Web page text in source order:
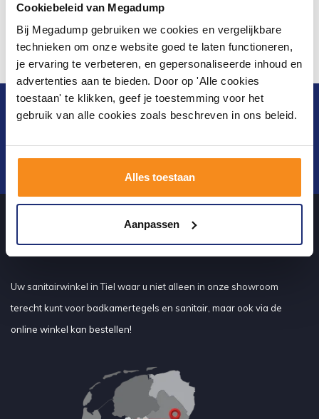
Cookiebeleid van Megadump
Bij Megadump gebruiken we cookies en vergelijkbare
technieken om onze website goed te laten functioneren,
je ervaring te verbeteren, en gepersonaliseerde inhoud en
advertenties aan te bieden. Door op 'Alle cookies
toestaan' te klikken, geef je toestemming voor het
gebruik van alle cookies zoals beschreven in ons beleid.
Alles toestaan
Aanpassen
Blijf op de hoogte van het laatste nieuws en
Verstuur
Over ons
Uw sanitairwinkel in Tiel waar u niet alleen in onze showroom
terecht kunt voor badkamertegels en sanitair, maar ook via de
online winkel kan bestellen!